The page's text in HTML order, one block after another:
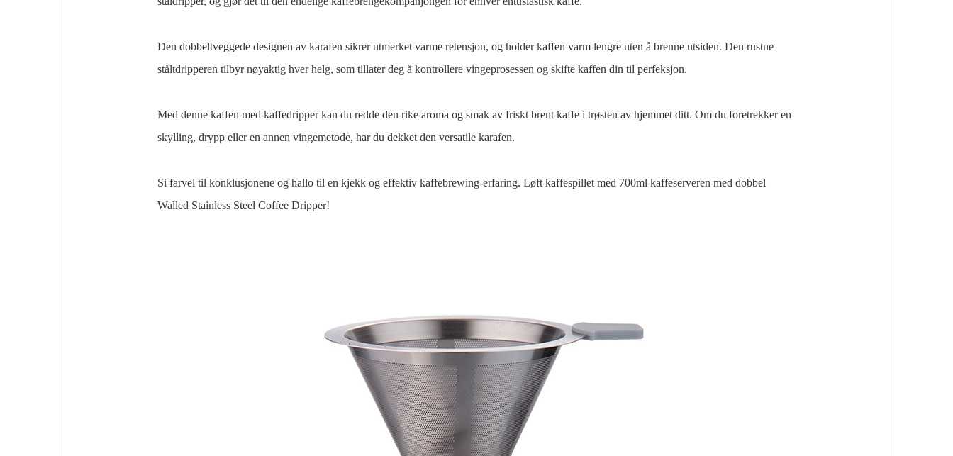
Den dobbeltveggede designen av karafen sikrer utmerket varme retensjon, og holder kaffen varm lengre uten å brenne utsiden. Den rustne
ståltdripperen tilbyr nøyaktig hver helg, som tillater deg å kontrollere vingeprosessen og skifte kaffen din til perfeksjon.
Med denne kaffen med kaffedripper kan du redde den rike aroma og smak av friskt brent kaffe i trøsten av hjemmet ditt. Om du foretrekker en
skylling, drypp eller en annen vingemetode, har du dekket den versatile karafen.
Si farvel til konklusjonene og hallo til en kjekk og effektiv kaffebrewing-erfaring. Løft kaffespillet med 700ml kaffeserveren med dobbel
Walled Stainless Steel Coffee Dripper!